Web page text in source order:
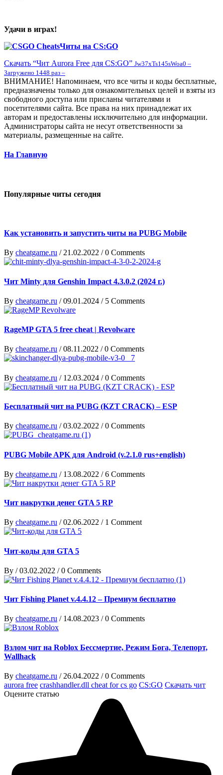
Удачи в играх!
Читы на CS:GO
Скачать “Чит Aurora Free для CS:GO” Jw37xTs145sWoa0 –
Загружено 1448 раз –
ВНИМАНИЕ! Напоминаем, что все читы и коды бесплатные,
предназначены только для ознакомительных целей и взяты из
свободного доступа или присланы читателями и
посетителями сайта. Все права на них принадлежат их
авторам и предоставлены исключительно для информации.
Администраторы сайта не несут ответственности за
материалы, размещенные на сайте.
На Главную
Популярные читы сегодня
Как установить и запустить читы на PUBG Mobile
By cheatgame.ru /21.02.2022 /0 Comments
Чит Minty для Genshin Impact 4.3.0.2 (2024 г.)
By cheatgame.ru /09.01.2024 / 5 Comments
RageMP GTA 5 free cheat | Revolware
By cheatgame.ru /08.11.2022 /0 Comments
By cheatgame.ru / 12.03.2024 /0 Comments
Бесплатный чит на PUBG (KZT CRACK) – ESP
By cheatgame.ru /03.02.2022 /0 Comments
PUBG Mobile APK для Android (v.2.1.0 rus+english)
By cheatgame.ru / 13.08.2022 /6 Comments
Чит накрутки денег GTA 5 RP
By cheatgame.ru /02.06.2022 / 1 Comment
Чит-коды для GTA 5
By /03.02.2022 /0 Comments
Чит Fishing Planet v.4.4.12 – Премиум бесплатно
By cheatgame.ru / 14.08.2023 /0 Comments
Взлом чит на Roblox Бессмертие, Режим Бога, Телепорт,
Wallhack
By cheatgame.ru / 26.04.2022 /0 Comments
aurora free crashhandler.dll cheat for cs go CS:GO Скачать чит
Оцените статью